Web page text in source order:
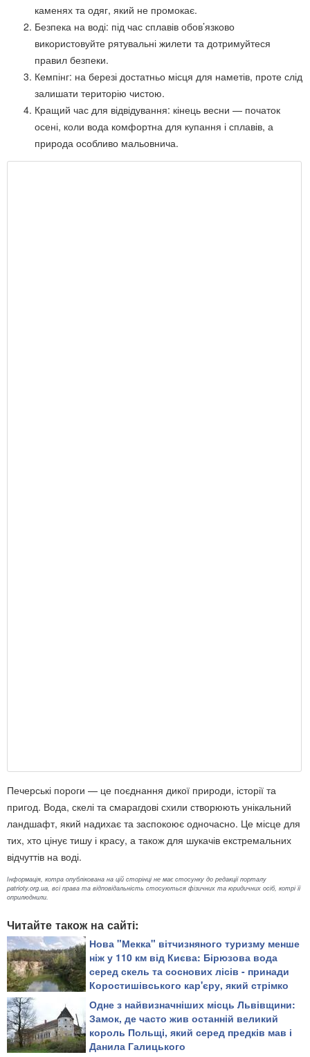
каменях та одяг, який не промокає.
Безпека на воді: під час сплавів обов’язково
використовуйте рятувальні жилети та дотримуйтеся
правил безпеки.
Кемпінг: на березі достатньо місця для наметів, проте слід
залишати територію чистою.
Кращий час для відвідування: кінець весни — початок
осені, коли вода комфортна для купання і сплавів, а
природа особливо мальовнича.
Печерські пороги — це поєднання дикої природи, історії та
пригод. Вода, скелі та смарагдові схили створюють унікальний
ландшафт, який надихає та заспокоює одночасно. Це місце для
тих, хто цінує тишу і красу, а також для шукачів екстремальних
відчуттів на воді.
Інформація, котра опублікована на цій сторінці не має стосунку до редакції порталу
patrioty.org.ua, всі права та відповідальність стосуються фізичних та юридичних осіб, котрі її
оприлюднили.
Читайте також на сайті:
Нова "Мекка" вітчизняного туризму менше
ніж у 110 км від Києва: Бірюзова вода
серед скель та соснових лісів - принади
Коростишівського кар'єру, який стрімко
набирає популярності в українців (відео)
Одне з найвизначніших місць Львівщини:
Замок, де часто жив останній великий
король Польщі, який серед предків мав і
Данила Галицького